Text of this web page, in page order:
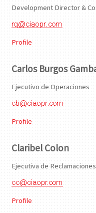
Development Director &
Profile
Carlos Burgos
Ejecutivo de Operaciones
Profile
Claribel Colon
Ejecutiva de
Profile